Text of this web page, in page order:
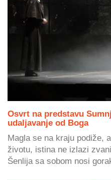
Osvrt na predstavu
udaljavanje od Boga
Magla se na kraju podiže,
životu, istina ne izlazi
Šenlija sa sobom nosi